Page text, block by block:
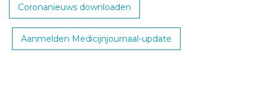
Coronanieuws downloaden
Aanmelden Medicijnjournaal-update